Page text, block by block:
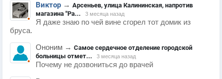
Виктор → Арсеньев, улица Калининская, напротив
магазина "Ра...
3 месяца назад
Я даже знаю по чей вине сгорел тот домик из
бруса.
Ононим → Самое сердечное отделение городской
больницы отмет...
3 месяца назад
Почему не дозвониться до врачей